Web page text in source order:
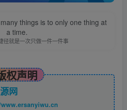
things is to only one thing at
a time.
径就是一次只做一件一件事
权声明
网